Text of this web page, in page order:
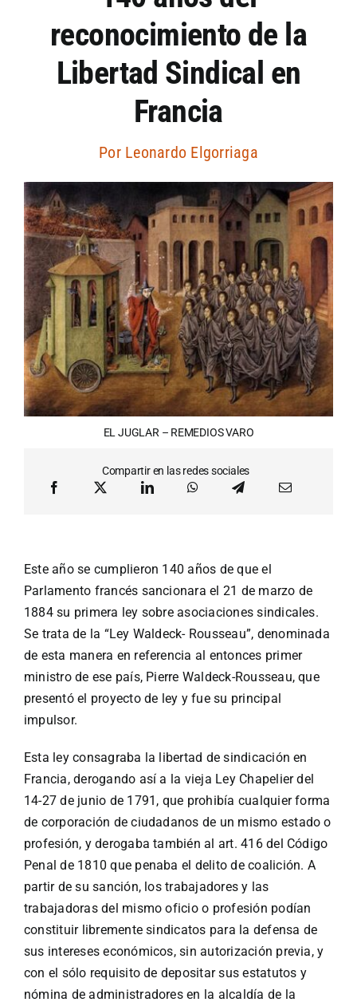
Artículos por autor
Artículos por sección
reconocimiento de la
Libertad Sindical en
Francia
Por Leonardo Elgorriaga
EL JUGLAR – REMEDIOS VARO
Compartir en las redes sociales
Este año se cumplieron 140 años de que el
Parlamento francés sancionara el 21 de marzo de
1884 su primera ley sobre asociaciones sindicales.
Se trata de la “Ley Waldeck- Rousseau”, denominada
de esta manera en referencia al entonces primer
ministro de ese país, Pierre Waldeck-Rousseau, que
presentó el proyecto de ley y fue su principal
impulsor.
Esta ley consagraba la libertad de sindicación en
Francia, derogando así a la vieja Ley Chapelier del
14-27 de junio de 1791, que prohibía cualquier forma
de corporación de ciudadanos de un mismo estado o
profesión, y derogaba también al art. 416 del Código
Penal de 1810 que penaba el delito de coalición. A
partir de su sanción, los trabajadores y las
trabajadoras del mismo oficio o profesión podían
constituir libremente sindicatos para la defensa de
sus intereses económicos, sin autorización previa, y
con el sólo requisito de depositar sus estatutos y
nómina de administradores en la alcaldía de la